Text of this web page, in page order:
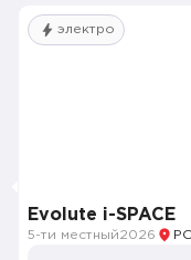
электро
Evolute i-SPACE
5-ти местный2026